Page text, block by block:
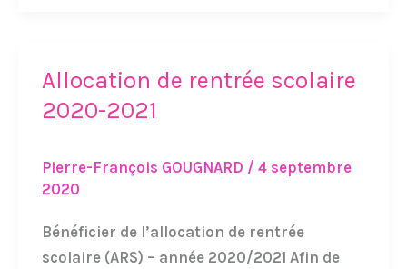
Allocation de rentrée scolaire
2020-2021
Pierre-François GOUGNARD / 4 septembre
2020
Bénéficier de l’allocation de rentrée
scolaire (ARS) – année 2020/2021 Afin de
Allocation
de
2020-